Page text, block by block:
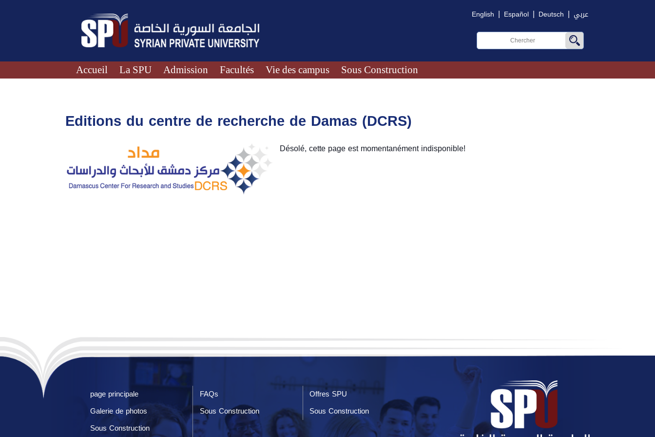
English | Español | Deutsch | عربي
Accueil La SPU Admission Facultés Vie des campus Sous Construction
Editions du centre de recherche de Damas (DCRS)
Désolé, cette page est momentanément indisponible!
page principale FAQs
Offres SPU
Galerie de photos
Sous Construction
Sous Construction
Sous Construction